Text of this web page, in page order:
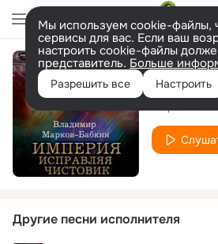
Мы используем cookie-файлы,
сервисы для вас. Если ваш
настроить cookie-файлы
представитель. Больше
Разрешить все Настроить
009
Другие песни исполнителя